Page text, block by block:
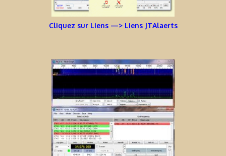
Cliquez sur Liens —> Liens JTAlaerts